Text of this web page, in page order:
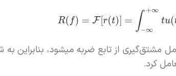
R( f) = F[r(t)] = ∫ +∞
−∞
tu(
مشتق‌گیری از تابع ضربه میشود، بنابراین
کرد.